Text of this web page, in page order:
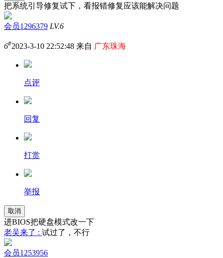
把系统引导修复试下，看报错修复应该能解决问题
会员1296379 LV.6
6#2023-3-10 22:52:48 来自 广东珠海
点评
回复
打赏
举报
取消
进BIOS把硬盘模式改一下
老吴来了 : 试过了，不行
会员1253956